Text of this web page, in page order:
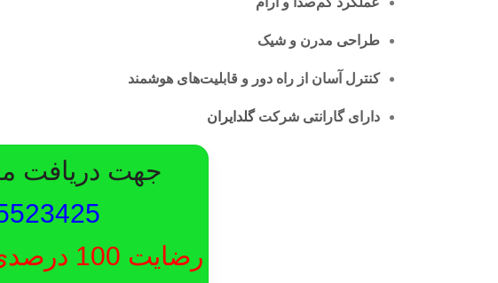
طراحی مدرن و شیک
کنترل آسان از راه دور و قابلیت‌های هوشمند
دارای گارانتی شرکتگلدایران
جهت دریافت
رضایت